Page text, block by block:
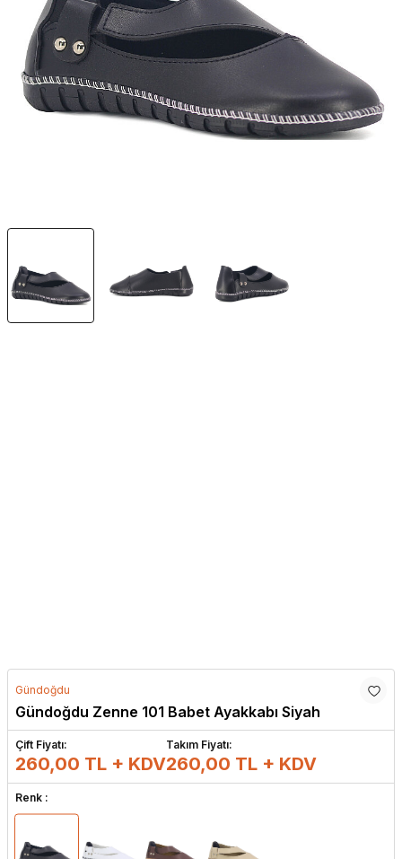
Gündoğdu
Gündoğdu Zenne 101 Babet Ayakkabı Siyah
Çift Fiyatı:
260,00 TL + KDV
Takım Fiyatı:
260,00 TL + KDV
Renk :